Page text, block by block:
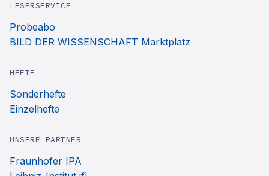
LESERSERVICE
Probeabo
BILD DER WISSENSCHAFT Marktplatz
HEFTE
Sonderhefte
Einzelhefte
UNSERE PARTNER
Fraunhofer IPA